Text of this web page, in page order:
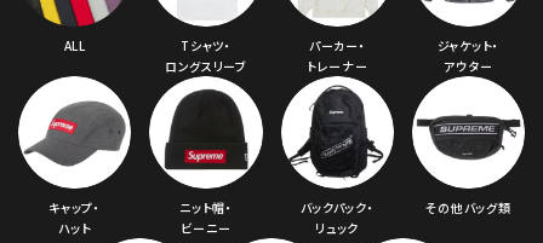
ALL
Tシャツ・
ロングスリーブ
パーカー・
トレーナー
ジャケット・
アウター
キャップ・
ハット
ニット帽・
ビーニー
バックパック・
リュック
その他バッグ類